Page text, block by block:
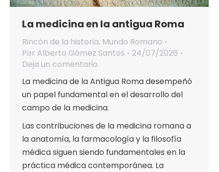
La medicina en la antigua Roma
Rincón de la historia, Mundo Romano
Por Alberto Gómez Santos
24/07/2026
Deja un comentario
La medicina de la Antigua Roma desempeñó
un papel fundamental en el desarrollo del
campo de la medicina.
Las contribuciones de la medicina romana a
la anatomía, la farmacología y la filosofía
médica siguen siendo fundamentales en la
práctica médica contemporánea. La